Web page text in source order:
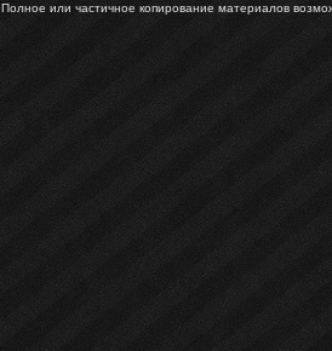
Полное или частичное копирование материалов